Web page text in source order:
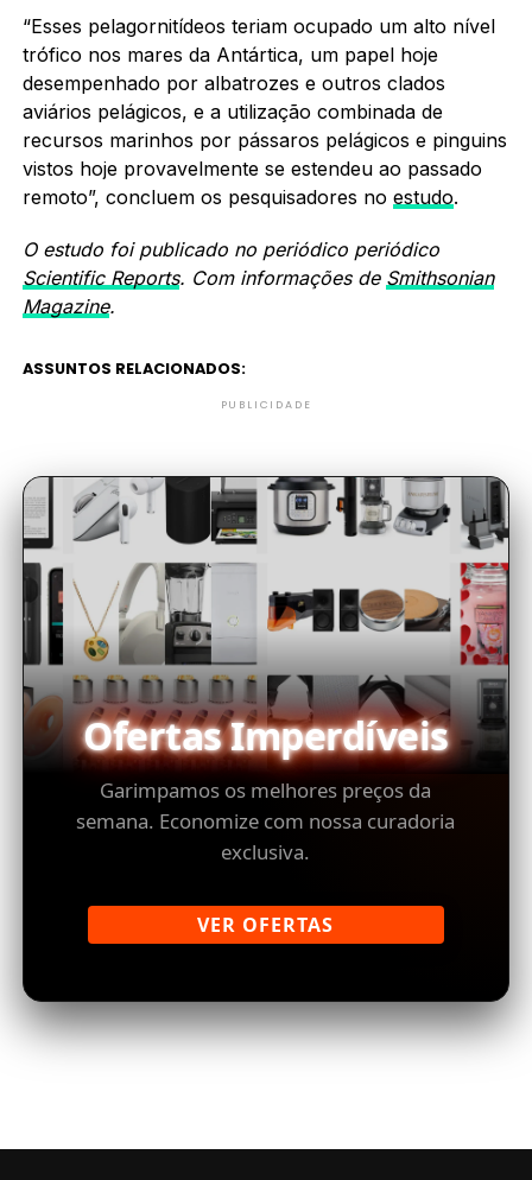
“Esses pelagornitídeos teriam ocupado um alto nível
trófico nos mares da Antártica, um papel hoje
desempenhado por albatrozes e outros clados
aviários pelágicos, e a utilização combinada de
recursos marinhos por pássaros pelágicos e pinguins
vistos hoje provavelmente se estendeu ao passado
remoto”, concluem os pesquisadores no estudo.
O estudo foi publicado no periódico periódico
Scientific Reports. Com informações de Smithsonian
Magazine.
ASSUNTOS RELACIONADOS:
PUBLICIDADE
Ofertas Imperdíveis
Garimpamos os melhores preços da
semana. Economize com nossa curadoria
exclusiva.
VER OFERTAS